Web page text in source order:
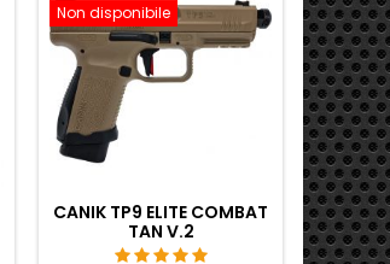
Non disponibile
CANIK TP9 ELITE COMBAT
TAN V.2
Non
FN